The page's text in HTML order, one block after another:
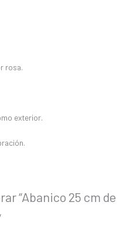
rosa.
exterior.
“Abanico 25 cm de